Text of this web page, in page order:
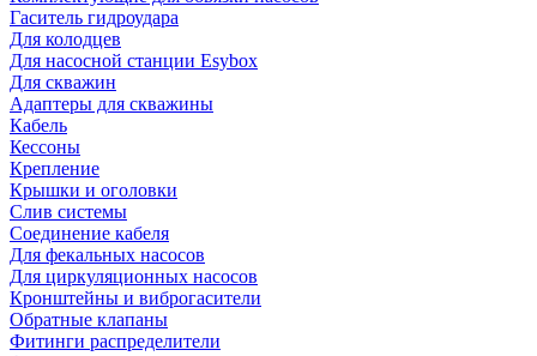
Гаситель гидроудара
Для колодцев
Для насосной станции Esybox
Для скважин
Адаптеры для скважины
Кабель
Кессоны
Крепление
Крышки и оголовки
Слив системы
Соединение кабеля
Для фекальных насосов
Для циркуляционных насосов
Кронштейны и виброгасители
Обратные клапаны
Фитинги распределители